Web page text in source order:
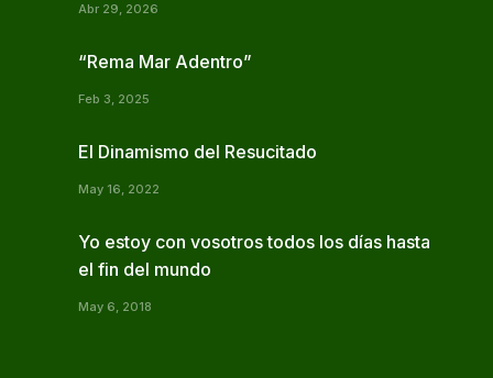
Abr 29, 2026
“Rema Mar Adentro”
Feb 3, 2025
El Dinamismo del Resucitado
May 16, 2022
Yo estoy con vosotros todos los días hasta
el fin del mundo
May 6, 2018